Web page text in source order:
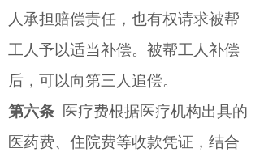
人承担赔偿责任，也有权请求被帮
工人予以适当补偿。被帮工人补偿
后，可以向第三人追偿。
第六条 医疗费根据医疗机构出具的
医药费、住院费等收款凭证，结合